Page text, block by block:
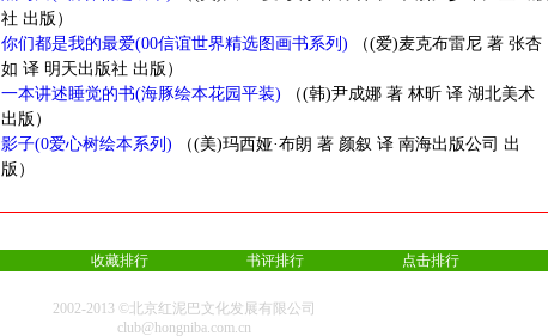
社 出版）
你们都是我的最爱(00信谊世界精选图画书系列) （(爱)麦克布雷尼 著 张杏
如 译 明天出版社 出版）
一本讲述睡觉的书(海豚绘本花园平装) （(韩)尹成娜 著 林昕 译 湖北美术
出版）
影子(0爱心树绘本系列) （(美)玛西娅·布朗 著 颜叙 译 南海出版公司 出
版）
收藏排行 书评排行 点击排行
2002-2013 ©北京红泥巴文化发展有限公司
club@hongniba.com.cn